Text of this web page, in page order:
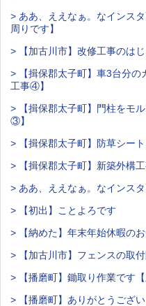
> ああ、ええなぁ。なインス
周りです】
> 【加古川市】改修工事のは
> 【揖保郡太子町】車3台分の
工事④】
> 【揖保郡太子町】門柱をモ
③】
> 【揖保郡太子町】防草シー
> 【揖保郡太子町】新築外構
> ああ、ええなぁ。なインス
> 【初出】ことよろです
> 【納めた】年末年始休暇のお
> 【加古川市】フェンスの取
> 【播磨町】鋤取り作業です
> 【播磨町】ありがとうござい